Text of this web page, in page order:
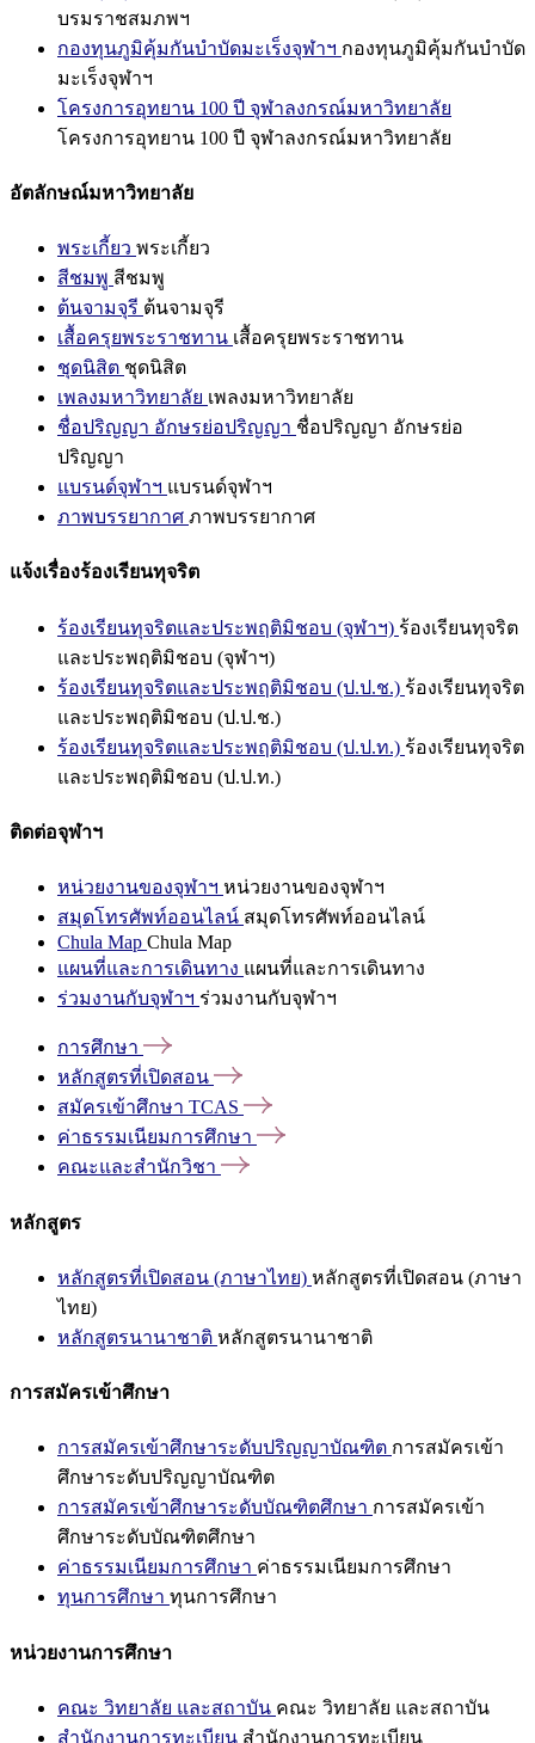
บรมราชสมภพฯ
กองทุนภูมิคุ้มกันบำบัดมะเร็งจุฬาฯ กองทุนภูมิคุ้มกันบำบัด
มะเร็งจุฬาฯ
โครงการอุทยาน 100 ปี จุฬาลงกรณ์มหาวิทยาลัย
โครงการอุทยาน 100 ปี จุฬาลงกรณ์มหาวิทยาลัย
อัตลักษณ์มหาวิทยาลัย
พระเกี้ยว พระเกี้ยว
สีชมพู สีชมพู
ต้นจามจุรี ต้นจามจุรี
เสื้อครุยพระราชทาน เสื้อครุยพระราชทาน
ชุดนิสิต ชุดนิสิต
เพลงมหาวิทยาลัย เพลงมหาวิทยาลัย
ชื่อปริญญา อักษรย่อปริญญา ชื่อปริญญา อักษรย่อ
ปริญญา
แบรนด์จุฬาฯ แบรนด์จุฬาฯ
ภาพบรรยากาศ ภาพบรรยากาศ
แจ้งเรื่องร้องเรียนทุจริต
ร้องเรียนทุจริตและประพฤติมิชอบ (จุฬาฯ) ร้องเรียนทุจริต
และประพฤติมิชอบ (จุฬาฯ)
ร้องเรียนทุจริตและประพฤติมิชอบ (ป.ป.ช.) ร้องเรียนทุจริต
และประพฤติมิชอบ (ป.ป.ช.)
ร้องเรียนทุจริตและประพฤติมิชอบ (ป.ป.ท.) ร้องเรียนทุจริต
และประพฤติมิชอบ (ป.ป.ท.)
ติดต่อจุฬาฯ
หน่วยงานของจุฬาฯ หน่วยงานของจุฬาฯ
สมุดโทรศัพท์ออนไลน์ สมุดโทรศัพท์ออนไลน์
Chula Map Chula Map
แผนที่และการเดินทาง แผนที่และการเดินทาง
ร่วมงานกับจุฬาฯ ร่วมงานกับจุฬาฯ
การศึกษา
หลักสูตรที่เปิดสอน
สมัครเข้าศึกษา TCAS
ค่าธรรมเนียมการศึกษา
คณะและสำนักวิชา
หลักสูตร
หลักสูตรที่เปิดสอน (ภาษาไทย) หลักสูตรที่เปิดสอน (ภาษา
ไทย)
หลักสูตรนานาชาติ หลักสูตรนานาชาติ
การสมัครเข้าศึกษา
การสมัครเข้าศึกษาระดับปริญญาบัณฑิต การสมัครเข้า
ศึกษาระดับปริญญาบัณฑิต
การสมัครเข้าศึกษาระดับบัณฑิตศึกษา การสมัครเข้า
ศึกษาระดับบัณฑิตศึกษา
ค่าธรรมเนียมการศึกษา ค่าธรรมเนียมการศึกษา
ทุนการศึกษา ทุนการศึกษา
หน่วยงานการศึกษา
คณะ วิทยาลัย และสถาบัน คณะ วิทยาลัย และสถาบัน
สำนักงานการทะเบียน สำนักงานการทะเบียน